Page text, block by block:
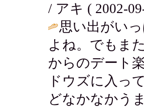
/ アキ ( 2002-
思い出がい
よね。でもま
からのデート
ドウズに入っ
どなかなかう